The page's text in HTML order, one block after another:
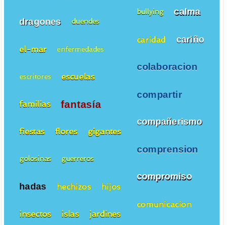
bullying calma
caridad cariño
colaboracion
compartir
compañerismo
comprension
compromiso
comunicacion
dragones duendes
el-mar enfermedades
escritores escuelas
familias fantasía
fiestas flores gigantes
golosinas guerreros
hadas hechizos hijos
insectos islas jardines